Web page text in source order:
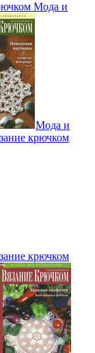
Мода и
Мода и
крючком
крючком